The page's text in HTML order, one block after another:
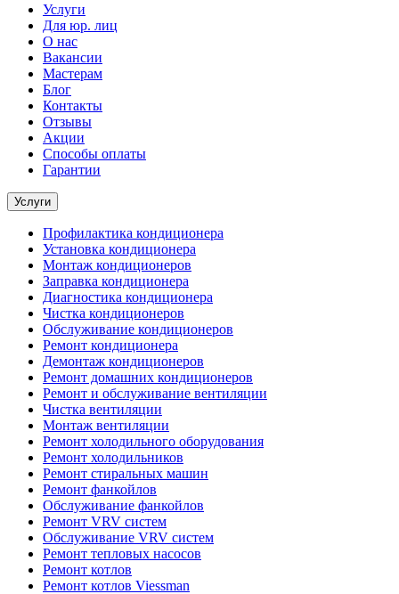
Услуги
Для юр. лиц
О нас
Вакансии
Мастерам
Блог
Контакты
Отзывы
Акции
Способы оплаты
Гарантии
Услуги
Профилактика кондиционера
Установка кондиционера
Монтаж кондиционеров
Заправка кондиционера
Диагностика кондиционера
Чистка кондиционеров
Обслуживание кондиционеров
Ремонт кондиционера
Демонтаж кондиционеров
Ремонт домашних кондиционеров
Ремонт и обслуживание вентиляции
Чистка вентиляции
Монтаж вентиляции
Ремонт холодильного оборудования
Ремонт холодильников
Ремонт стиральных машин
Ремонт фанкойлов
Обслуживание фанкойлов
Ремонт VRV систем
Обслуживание VRV систем
Ремонт тепловых насосов
Ремонт котлов
Ремонт котлов Viessman